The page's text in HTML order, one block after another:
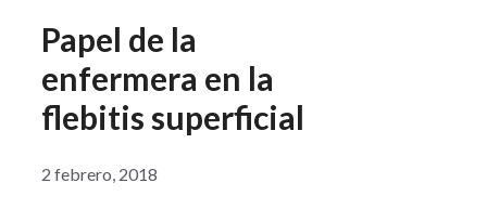
Papel de la
enfermera en la
flebitis superficial
2 febrero, 2018